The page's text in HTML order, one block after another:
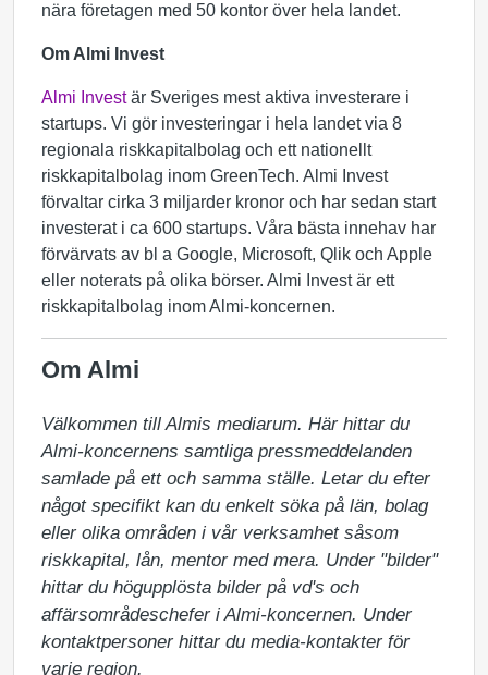
nära företagen med 50 kontor över hela landet.
Om Almi Invest
Almi Investär Sveriges mest aktiva investerare i
startups. Vi gör investeringar i hela landet via 8
regionala riskkapitalbolag och ett nationellt
riskkapitalbolag inom GreenTech. Almi Invest
förvaltar cirka 3 miljarder kronor och har sedan start
investerat i ca 600 startups. Våra bästa innehav har
förvärvats av bl a Google, Microsoft, Qlik och Apple
eller noterats på olika börser. Almi Invest är ett
riskkapitalbolag inom Almi-koncernen.
Om Almi
Välkommen till Almis mediarum. Här hittar du
Almi-koncernens samtliga pressmeddelanden
samlade på ett och samma ställe. Letar du efter
något specifikt kan du enkelt söka på län, bolag
eller olika områden i vår verksamhet såsom
riskkapital, lån, mentor med mera. Under "bilder"
hittar du högupplösta bilder på vd's och
affärsområdeschefer i Almi-koncernen. Under
kontaktpersoner hittar du media-kontakter för
varje region.